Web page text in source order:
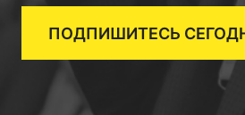
ПОДПИШИТЕСЬ